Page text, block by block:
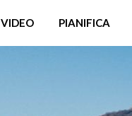
VIDEO PIANIFICA